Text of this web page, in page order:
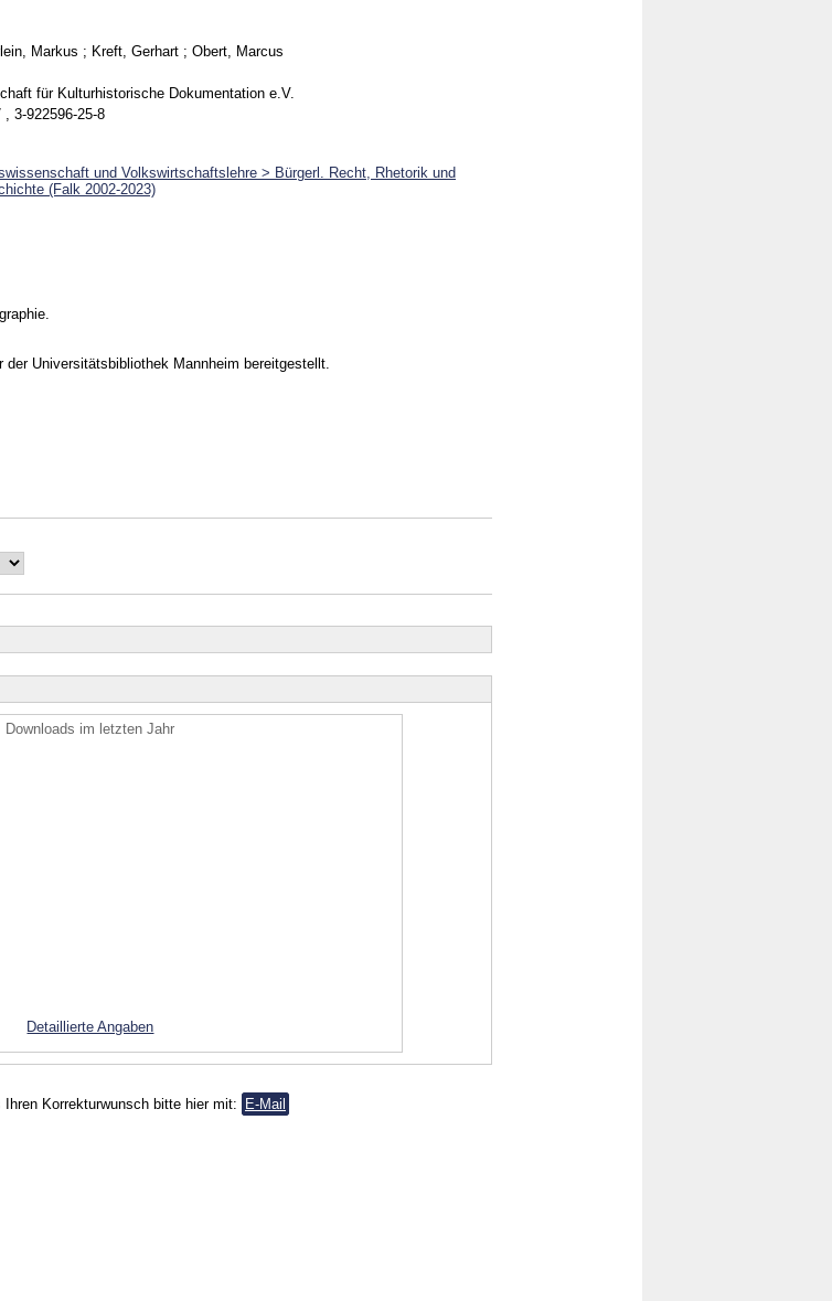
Markus ; Kreft, Gerhart ; Obert, Marcus
für Kulturhistorische Dokumentation e.V.
, 3-922596-25-8
und Volkswirtschaftslehre > Bürgerl. Recht, Rhetorik und
(Falk 2002-2023)
Universitätsbibliothek Mannheim bereitgestellt.
Downloads im letzten Jahr
Detaillierte Angaben
Korrekturwunsch bitte hier mit: E-Mail